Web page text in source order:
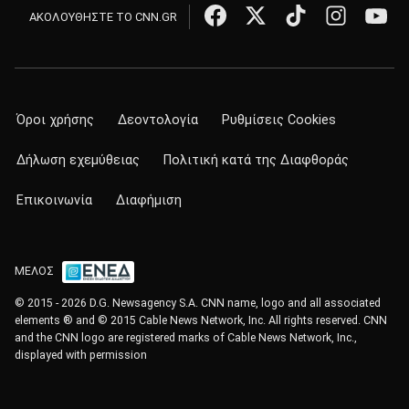
ΑΚΟΛΟΥΘΗΣΤΕ ΤΟ CNN.GR
Όροι χρήσης Δεοντολογία Ρυθμίσεις Cookies
Δήλωση εχεμύθειας Πολιτική κατά της Διαφθοράς
Επικοινωνία Διαφήμιση
ΜΕΛΟΣ
© 2015 - 2026 D.G. Newsagency S.A. CNN name, logo and all associated
elements ® and © 2015 Cable News Network, Inc. All rights reserved. CNN
and the CNN logo are registered marks of Cable News Network, Inc.,
displayed with permission